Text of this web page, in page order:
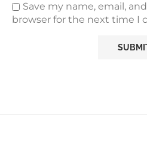
Save my name, email,
browser for the next time I